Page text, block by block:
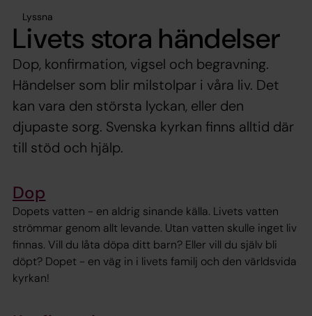
Lyssna
Livets stora händelser
Dop, konfirmation, vigsel och begravning.
Händelser som blir milstolpar i våra liv. Det
kan vara den största lyckan, eller den
djupaste sorg. Svenska kyrkan finns alltid där
till stöd och hjälp.
Dop
Dopets vatten - en aldrig sinande källa. Livets vatten
strömmar genom allt levande. Utan vatten skulle inget liv
finnas. Vill du låta döpa ditt barn? Eller vill du själv bli
döpt? Dopet - en väg in i livets familj och den världsvida
kyrkan!